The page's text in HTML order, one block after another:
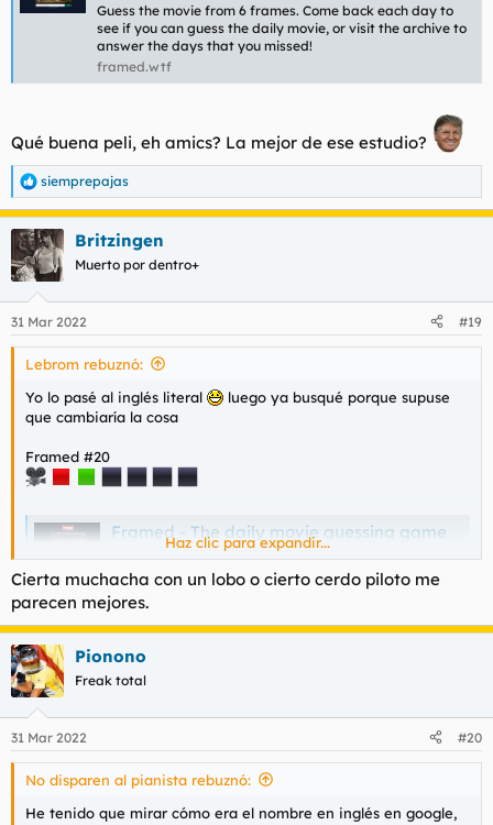
Guess the movie from 6 frames. Come back each day to
see if you can guess the daily movie, or visit the archive to
answer the days that you missed!
framed.wtf
Qué buena peli, eh amics? La mejor de ese estudio?
R
e
a
c
c
i
e
s
siemprepajas
Britzingen
Muerto por dentro+
31 Mar 2022 #19
Lebrom rebuznó:
Yo lo pasé al inglés literal
luego ya busqué porque supuse
que cambiaría la cosa
Framed #20
Framed - The daily movie guessing game
Guess the movie from 6 frames. Come back each day
to see if you can guess the daily movie, or visit the
archive to answer the days that you missed!
framed.wtf
Qué buena peli, eh amics? La mejor de ese estudio?
Haz clic para expandir...
Cierta muchacha con un lobo o cierto cerdo piloto me
parecen mejores.
Pionono
Freak total
31 Mar 2022 #20
No disparen al pianista rebuznó:
He tenido que mirar cómo era el nombre en inglés en google,